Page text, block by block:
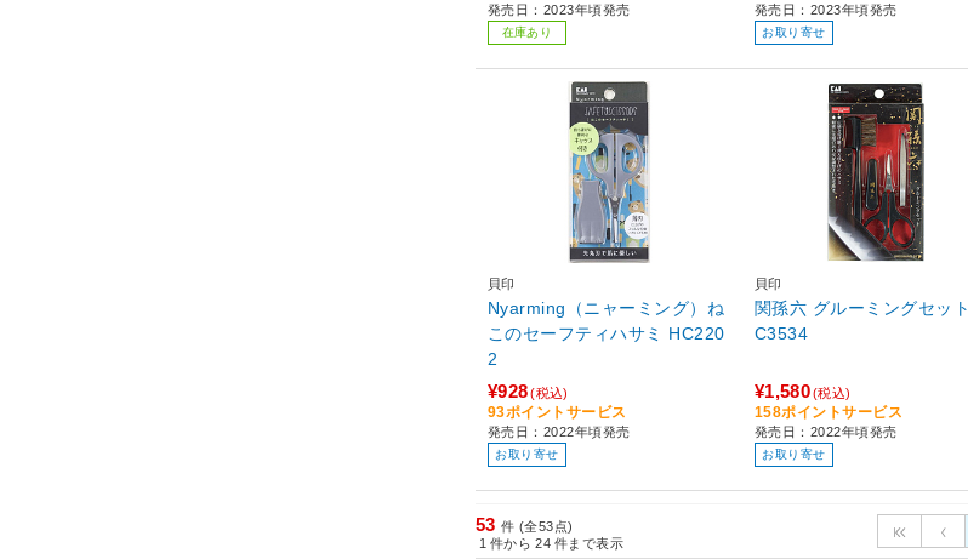
発売日：2023年頃発売
在庫あり
発売日：2023年頃発売
お取り寄せ
貝印
Nyarming（ニャーミング）ね
このセーフティハサミ HC220
2
¥928 (税込)
93ポイントサービス
発売日：2022年頃発売
お取り寄せ
貝印
関孫六 グルーミングセット H
C3534
¥1,580(税込)
158ポイントサービス
発売日：2022年頃発売
お取り寄せ
53 件 (全53点)
1 件から 24 件まで表示